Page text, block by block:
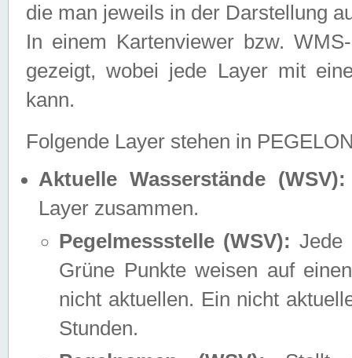
die man jeweils in der Darstellung
In einem Kartenviewer bzw.
gezeigt, wobei jede Layer mit
kann.
Folgende Layer stehen in
Aktuelle Wasserstände (WSV):
Layer zusammen.
Pegelmessstelle (WSV): Jede
Grüne Punkte weisen auf
nicht aktuellen. Ein nicht
Stunden.